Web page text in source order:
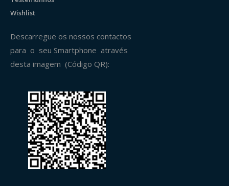
Wishlist
Descarregue os nossos contactos
para o seu Smartphone através
desta imagem (Código QR):